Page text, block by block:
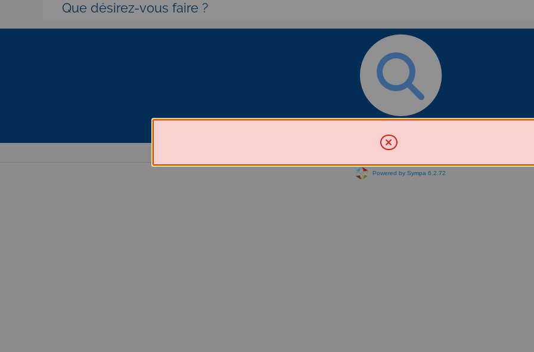
Que désirez-vous faire ?
Powered by Sympa 6.2.72